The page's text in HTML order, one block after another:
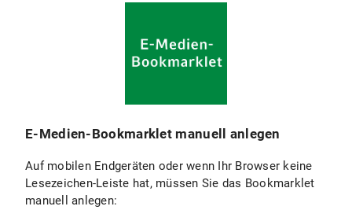
E-Medien-Bookmarklet manuell anlegen
Auf mobilen Endgeräten oder wenn Ihr Browser keine
Lesezeichen-Leiste hat, müssen Sie das Bookmarklet
manuell anlegen: